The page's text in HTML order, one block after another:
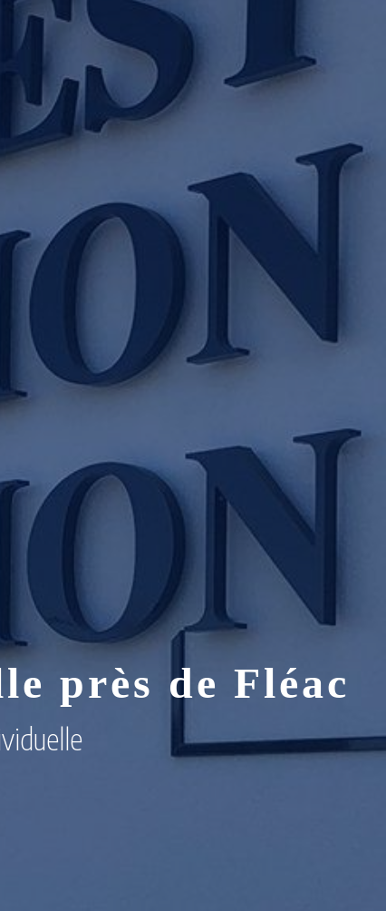
près de Fléac